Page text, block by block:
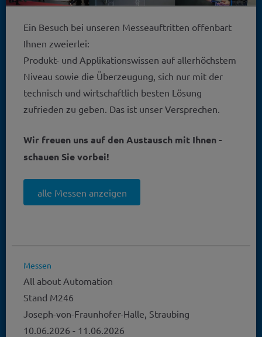
Ein Besuch bei unseren Messeauftritten offenbart
Ihnen zweierlei:
Produkt- und Applikationswissen auf allerhöchstem
Niveau sowie die Überzeugung, sich nur mit der
technisch und wirtschaftlich besten Lösung
zufrieden zu geben. Das ist unser Versprechen.
Wir freuen uns auf den Austausch mit Ihnen -
schauen Sie vorbei!
alle Messen anzeigen
Messen
All about Automation
Stand M246
Joseph-von-Fraunhofer-Halle, Straubing
10.06.2026 - 11.06.2026